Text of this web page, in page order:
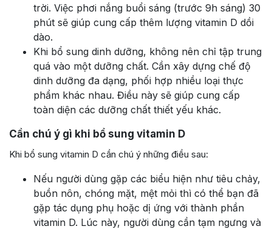
trời. Việc phơi nắng buổi sáng (trước 9h sáng) 30
phút sẽ giúp cung cấp thêm lượng vitamin D dồi
dào.
Khi bổ sung dinh dưỡng, không nên chỉ tập trung
quá vào một dưỡng chất. Cần xây dựng chế độ
dinh dưỡng đa dạng, phối hợp nhiều loại thực
phẩm khác nhau. Điều này sẽ giúp cung cấp
toàn diện các dưỡng chất thiết yếu khác.
Cần chú ý gì khi bổ sung vitamin D
Khi bổ sung vitamin D cần chú ý những điều sau:
Nếu người dùng gặp các biểu hiện như tiêu chảy,
buồn nôn, chóng mặt, mệt mỏi thì có thể bạn đã
gặp tác dụng phụ hoặc dị ứng với thành phần
vitamin D. Lúc này, người dùng cần tạm ngưng và